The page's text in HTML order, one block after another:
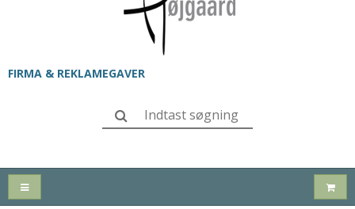
FIRMA & REKLAMEGAVER